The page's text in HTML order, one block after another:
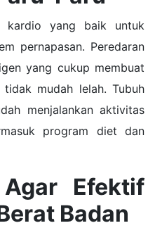
kardio yang baik untuk
pernapasan. Peredaran
yang cukup membuat
mudah lelah. Tubuh
menjalankan aktivitas
program diet dan
Efektif
Badan